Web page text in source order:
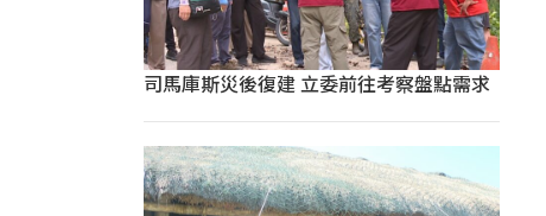
司馬庫斯災後復建 立委前往考察盤點需求